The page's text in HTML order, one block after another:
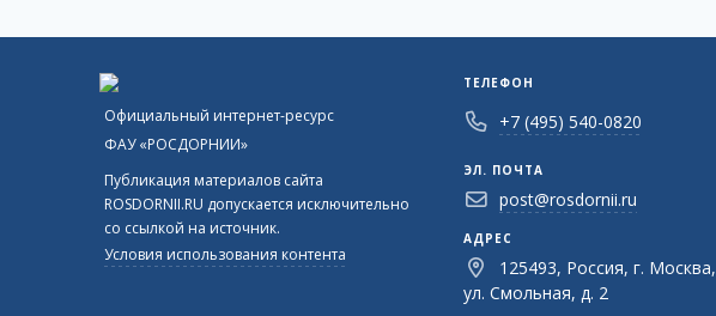
Официальный интернет-ресурс
ФАУ «РОСДОРНИИ»
Публикация материалов сайта
ROSDORNII.RU допускается исключительно
со ссылкой на источник.
Условия использования контента
ТЕЛЕФОН
+7 (495) 540-0820
ЭЛ. ПОЧТА
post@rosdornii.ru
АДРЕС
125493, Россия, г. Москва,
ул. Смольная, д. 2